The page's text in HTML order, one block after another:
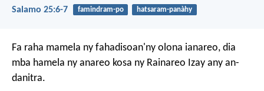
Salamo 25:6-7 famindram-po hatsaram-panàhy
Fa raha mamela ny fahadisoan'ny olona ianareo, dia
mba hamela ny anareo kosa ny Rainareo Izay any an-
danitra.